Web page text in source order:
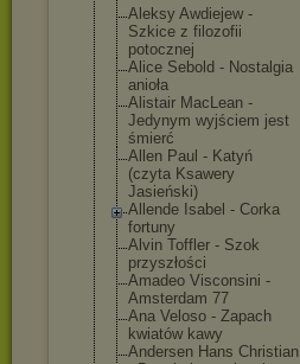
Aleksy Awdiejew -
Szkice z filozofii
potocznej
Alice Sebold - Nostalgia
anioła
Alistair MacLean -
Jedynym wyjściem jest
śmierć
Allen Paul - Katyń
(czyta Ksawery
Jasieński)
Allende Isabel - Corka
fortuny
Alvin Toffler - Szok
przyszłości
Amadeo Visconsini -
Amsterdam 77
Ana Veloso - Zapach
kwiatów kawy
Andersen Hans Christian